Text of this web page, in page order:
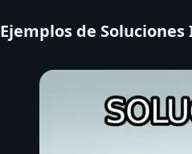
Ejemplos de